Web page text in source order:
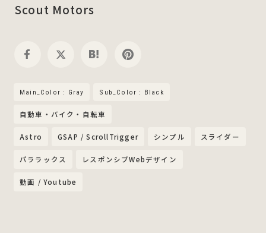
Scout Motors
Main_Color : Gray Sub_Color : Black
自動車・バイク・自転車
Astro GSAP / ScrollTrigger シンプル スライダー
パララックス レスポンシブWebデザイン
動画 / Youtube